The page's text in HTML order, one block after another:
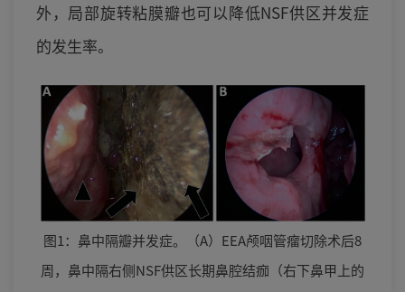
外，局部旋转粘膜瓣也可以降低NSF供区并发症
的发生率。
图1：鼻中隔瓣并发症。（A）EEA颅咽管瘤切除术后8
周，鼻中隔右侧NSF供区长期鼻腔结痂（右下鼻甲上的